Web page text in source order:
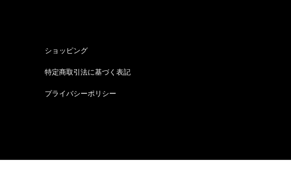
ショッピング
特定商取引法に基づく表記
プライバシーポリシー